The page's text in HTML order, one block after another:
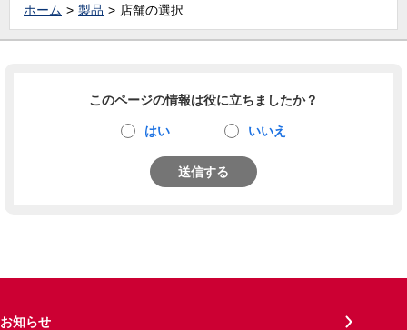
ホーム 製品 店舗の選択
このページの情報は役に立ちましたか？
はい いいえ
送信する
お知らせ